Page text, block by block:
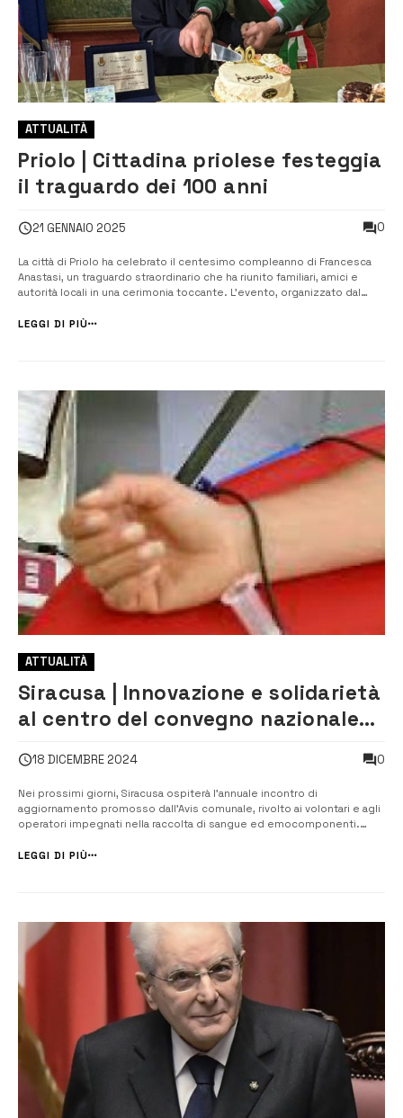
ATTUALITÀ
Priolo | Cittadina priolese festeggia
il traguardo dei 100 anni
21 GENNAIO 2025 0
La città di Priolo ha celebrato il centesimo compleanno di Francesca
Anastasi, un traguardo straordinario che ha riunito familiari, amici e
autorità locali in una cerimonia toccante. L’evento, organizzato dal
Pippo Gianni ha rivolto i suoi auguri alla festeggiata, so...
LEGGI DI PIÙ
ATTUALITÀ
Siracusa | Innovazione e solidarietà
al centro del convegno nazionale
18 DICEMBRE 2024 0
Nei prossimi giorni, Siracusa ospiterà l’annuale incontro di
aggiornamento promosso dall’Avis comunale, rivolto ai volontari e agli
operatori impegnati nella raccolta di sangue ed emocomponenti.
di altre importanti personalità, tra cui Salvatore Requirez, ...
LEGGI DI PIÙ